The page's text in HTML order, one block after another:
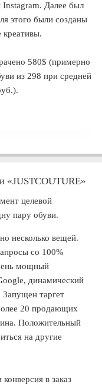
Instagram. Далее был
этого были созданы
580$ (примерно
из 298 при средней
«JUSTCOUTURE»
целевой
пару обуви.
несколько вещей.
со 100%
мощный
динамический
Запущен таргет
20 продающих
Положительный
на другие
в заказ